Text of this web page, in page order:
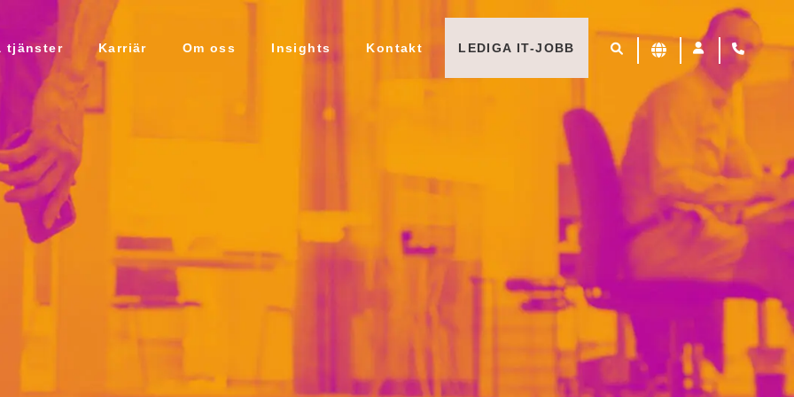
tjänster Karriär Om oss Insights Kontakt LEDIGA IT-JOBB